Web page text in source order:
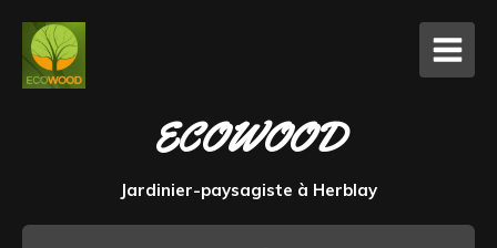
ECOWOOD
Jardinier-paysagiste à Herblay